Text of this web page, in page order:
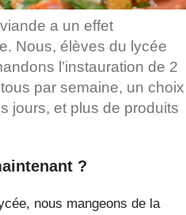
a un effet
Nous, élèves du lycée
l’instauration de 2
par semaine, un choix
jours, et plus de produits
?
nous mangeons de la